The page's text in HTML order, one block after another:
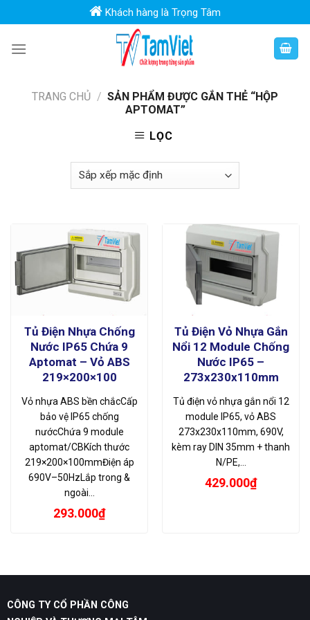
to
content
Khách hàng là Trọng Tâm
TRANG CHỦ / SẢN PHẨM ĐƯỢC GẮN THẺ “HỘP
APTOMAT”
LỌC
Tủ Điện Nhựa Chống
Nước IP65 Chứa 9
Aptomat – Vỏ ABS
219×200×100
Vỏ nhựa ABS bền chắcCấp
bảo vệ IP65 chống
nướcChứa 9 module
aptomat/CBKích thước
219×200×100mmĐiện áp
690V–50HzLắp trong &
ngoài…
293.000₫
Tủ Điện Vỏ Nhựa Gắn
Nổi 12 Module Chống
Nước IP65 –
273x230x110mm
Tủ điện vỏ nhựa gắn nổi 12
module IP65, vỏ ABS
273x230x110mm, 690V,
kèm ray DIN 35mm + thanh
N/PE,…
429.000₫
CÔNG TY CỔ PHẦN CÔNG